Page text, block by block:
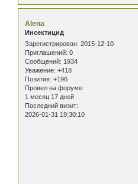
Alena
Инсектицид
Зарегистрирован: 2015-12-10
Приглашений: 0
Сообщений: 1934
Уважение: +418
Позитив: +196
Провел на форуме:
1 месяц 17 дней
Последний визит:
2026-01-31 19:30:10